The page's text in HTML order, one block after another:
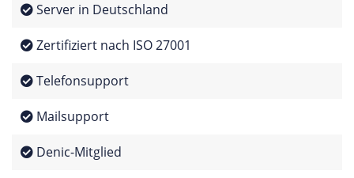
Server in Deutschland
Zertifiziert nach ISO 27001
Telefonsupport
Mailsupport
Denic-Mitglied